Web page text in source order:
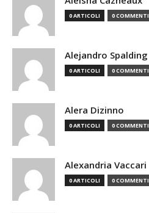
0 ARTICOLI 0 COMMENTI
Alejandro Spalding
0 ARTICOLI 0 COMMENTI
Alera Dizinno
0 ARTICOLI 0 COMMENTI
Alexandria Vaccari
0 ARTICOLI 0 COMMENTI